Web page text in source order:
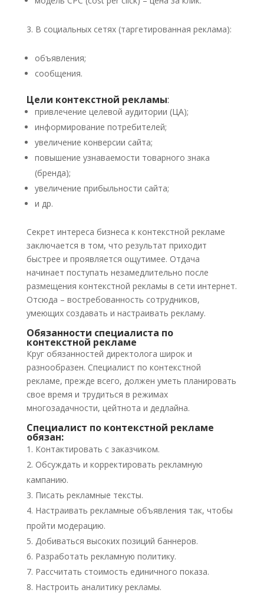
В социальных сетях (таргетированная реклама):
объявления;
сообщения.
Цели контекстной рекламы:
привлечение целевой аудитории (ЦА);
информирование потребителей;
увеличение конверсии сайта;
повышение узнаваемости товарного знака
(бренда);
увеличение прибыльности сайта;
и др.
Секрет интереса бизнеса к контекстной рекламе
заключается в том, что результат приходит
быстрее и проявляется ощутимее. Отдача
начинает поступать незамедлительно после
размещения контекстной рекламы в сети интернет.
Отсюда – востребованность сотрудников,
умеющих создавать и настраивать рекламу.
Обязанности специалиста по
контекстной рекламе
Круг обязанностей директолога широк и
разнообразен. Специалист по контекстной
рекламе, прежде всего, должен уметь планировать
свое время и трудиться в режимах
многозадачности, цейтнота и дедлайна.
Специалист по контекстной рекламе
обязан:
Контактировать с заказчиком.
Обсуждать и корректировать рекламную
кампанию.
Писать рекламные тексты.
Настраивать рекламные объявления так, чтобы
пройти модерацию.
Добиваться высоких позиций баннеров.
Разработать рекламную политику.
Рассчитать стоимость единичного показа.
Настроить аналитику рекламы.